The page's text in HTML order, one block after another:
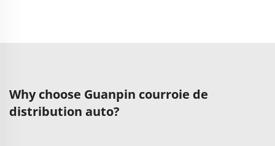
Why choose Guanpin courroie de
distribution auto?